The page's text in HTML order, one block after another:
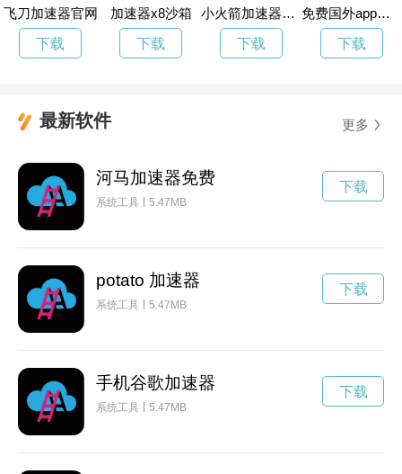
飞刀加速器官网
下载
加速器x8沙箱
下载
小火箭加速器免费版ios
下载
免费国外app加速器
下载
最新软件 更多
河马加速器免费
系统工具 5.47MB
下载
potato 加速器
系统工具 5.47MB
下载
手机谷歌加速器
系统工具 5.47MB
下载